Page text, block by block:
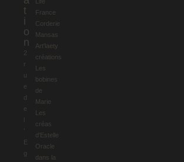
t
i
o
n
2
r
u
e
d
e
’
E
g
France
Corderie
Mansas
Art'laety
créations
Les
bobines
de
Marie
Les
créas
d'Estelle
Oracle
dans la